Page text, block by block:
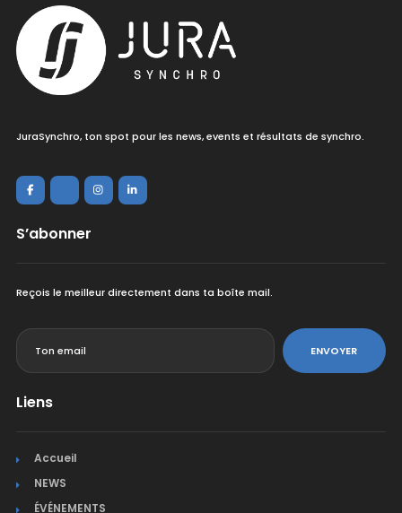
JuraSynchro, ton spot pour les news, events et résultats de synchro.
S’abonner
Reçois le meilleur directement dans ta boîte mail.
ENVOYER
Liens
Accueil
NEWS
ÉVÉNEMENTS